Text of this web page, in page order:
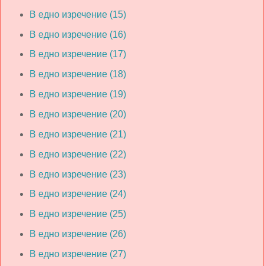
В едно изречение (15)
В едно изречение (16)
В едно изречение (17)
В едно изречение (18)
В едно изречение (19)
В едно изречение (20)
В едно изречение (21)
В едно изречение (22)
В едно изречение (23)
В едно изречение (24)
В едно изречение (25)
В едно изречение (26)
В едно изречение (27)